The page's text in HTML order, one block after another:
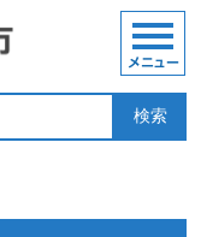
検索
メニュー